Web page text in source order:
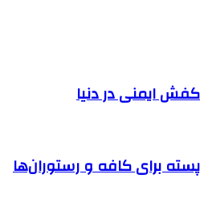
ایمنی در دنیا
برای کافه و رستوران‌ها